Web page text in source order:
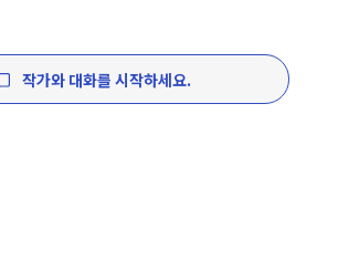
작가와 대화를 시작하세요.